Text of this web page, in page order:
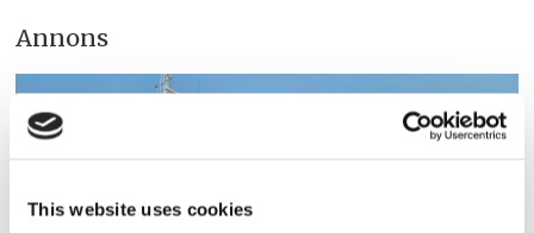
This website uses cookies
Annons